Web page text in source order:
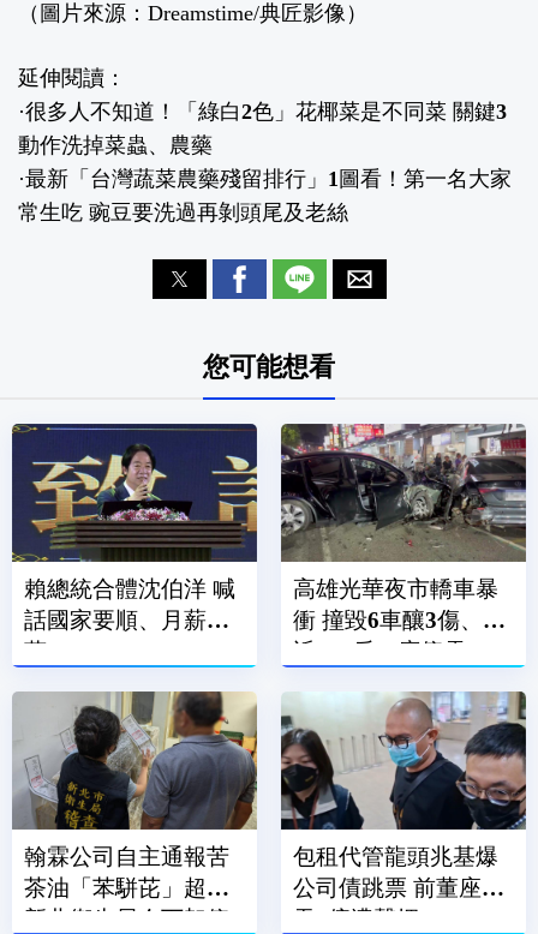
（圖片來源：Dreamstime/典匠影像）
延伸閱讀：
·很多人不知道！「綠白2色」花椰菜是不同菜 關鍵3
動作洗掉菜蟲、農藥
·最新「台灣蔬菜農藥殘留排行」1圖看！第一名大家
常生吃 豌豆要洗過再剝頭尾及老絲
您可能想看
賴總統合體沈伯洋 喊
話國家要順、月薪破3
萬
高雄光華夜市轎車暴
衝 撞毀6車釀3傷、附
近600戶一度停電
翰霖公司自主通報苦
茶油「苯駢芘」超標
新北衛生局令下架停
包租代管龍頭兆基爆
公司債跳票 前董座涉
吞7億遭聲押